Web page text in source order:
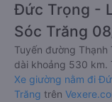
Đức Trọng -
Sóc Trăng
Tuyến đường
dài khoảng 530 km.
Xe giường nằm đi
Trăng trên